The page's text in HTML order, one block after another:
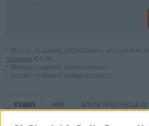
* Hinnat sisältävät lakisääteisen
Tallettaa € 0,08
* Hinnat sisältävät valmisteveron
* Hinnat sisältävät pakkausmaksun
Kuvaus Info Arvion perusteella (0)